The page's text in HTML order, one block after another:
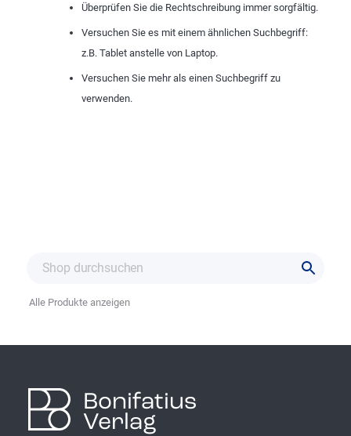
Überprüfen Sie die Rechtschreibung immer sorgfältig.
Versuchen Sie es mit einem ähnlichen Suchbegriff:
z.B. Tablet anstelle von Laptop.
Versuchen Sie mehr als einen Suchbegriff zu
verwenden.
Alle Produkte anzeigen
Bonifatius
Verlag